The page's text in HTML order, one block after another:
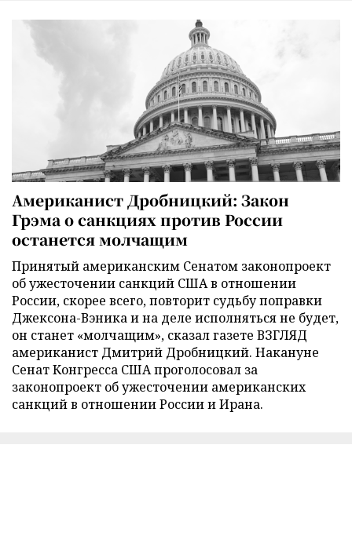
Американист Дробницкий: Закон
Грэма о санкциях против России
останется молчащим
Принятый американским Сенатом законопроект
об ужесточении санкций США в отношении
России, скорее всего, повторит судьбу поправки
Джексона-Вэника и на деле исполняться не будет,
он станет «молчащим», сказал газете ВЗГЛЯД
американист Дмитрий Дробницкий. Накануне
Сенат Конгресса США проголосовал за
законопроект об ужесточении американских
санкций в отношении России и Ирана.